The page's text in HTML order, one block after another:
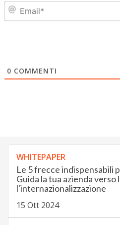
0 COMMENTI
WHITEPAPER
Le 5 frecce indispensabili
Guida la tua azienda verso
l'internazionalizzazione
15 Ott 2024